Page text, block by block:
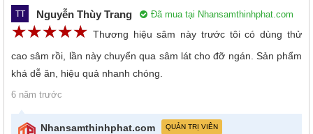
TT Nguyễn Thùy Trang Đã mua tại Nhansamthinhphat.com
☆☆☆☆☆
★★★★★ Thương hiệu sâm này trước tôi có dùng thử
cao sâm rồi, lần này chuyển qua sâm lát cho đỡ ngán. Sản phẩm
khá dễ ăn, hiệu quả nhanh chóng.
6 năm trước
Nhansamthinhphat.com QUẢN TRỊ VIÊN